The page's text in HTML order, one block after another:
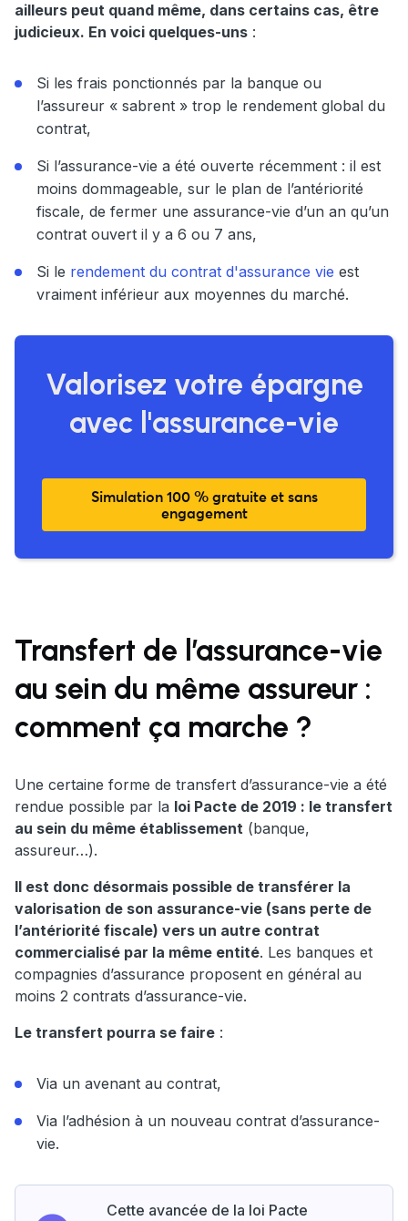
ailleurs peut quand même, dans certains cas, être
judicieux. En voici quelques-uns :
Si les frais ponctionnés par la banque ou
l’assureur « sabrent » trop le rendement global du
contrat,
Si l’assurance-vie a été ouverte récemment : il est
moins dommageable, sur le plan de l’antériorité
fiscale, de fermer une assurance-vie d’un an qu’un
contrat ouvert il y a 6 ou 7 ans,
Si le rendement du contrat d'assurance vie est
vraiment inférieur aux moyennes du marché.
Valorisez votre épargne
avec l'assurance-vie
Simulation 100 % gratuite et sans
engagement
Transfert de l’assurance-vie
au sein du même assureur :
comment ça marche ?
Une certaine forme de transfert d’assurance-vie a été
rendue possible par la loi Pacte de 2019 : le transfert
au sein du même établissement (banque,
assureur…).
Il est donc désormais possible de transférer la
valorisation de son assurance-vie (sans perte de
l’antériorité fiscale) vers un autre contrat
commercialisé par la même entité. Les banques et
compagnies d’assurance proposent en général au
moins 2 contrats d’assurance-vie.
Le transfert pourra se faire :
Via un avenant au contrat,
Via l’adhésion à un nouveau contrat d’assurance-
vie.
Cette avancée de la loi Pacte